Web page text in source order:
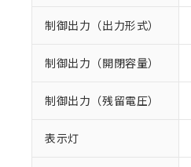
制御出力（出力形式）
制御出力（開閉容量）
制御出力（残留電圧）
表示灯